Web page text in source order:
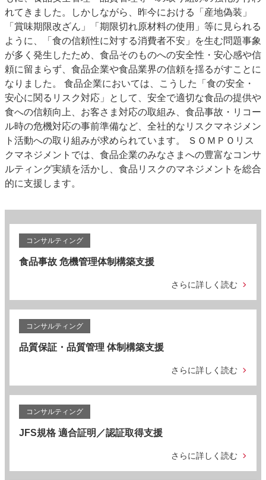
れてきました。しかしながら、昨今における「産地偽装」
「賞味期限改ざん」「期限切れ原材料の使用」等に見られる
ように、「食の信頼性に対する消費者不安」を生む問題事象
が多く発生したため、食品そのものへの安全性・安心感や信
頼に留まらず、食品企業や食品業界の信頼を揺るがすことに
なりました。 食品企業においては、こうした「食の安全・
安心に関るリスク対応」として、安全で適切な食品の提供や
食への信頼向上、お客さま対応の取組み、食品事故・リコー
ル時の危機対応の事前準備など、全社的なリスクマネジメン
ト活動への取り組みが求められています。 ＳＯＭＰＯリス
クマネジメントでは、食品企業のみなさまへの豊富なコンサ
ルティング実績を活かし、食品リスクのマネジメントを総合
的に支援します。
コンサルティング
食品事故 危機管理体制構築支援
さらに詳しく読む
コンサルティング
品質保証・品質管理 体制構築支援
さらに詳しく読む
コンサルティング
JFS規格 適合証明／認証取得支援
さらに詳しく読む